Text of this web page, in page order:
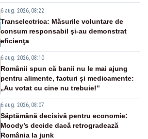
6 aug. 2026, 08:22
Transelectrica: Măsurile voluntare de
consum responsabil şi-au demonstrat
eficienţa
6 aug. 2026, 08:10
Românii spun că banii nu le mai ajung
pentru alimente, facturi și medicamente:
„Au votat cu cine nu trebuie!”
6 aug. 2026, 08:07
Săptămână decisivă pentru economie:
Moody’s decide dacă retrogradează
România la junk